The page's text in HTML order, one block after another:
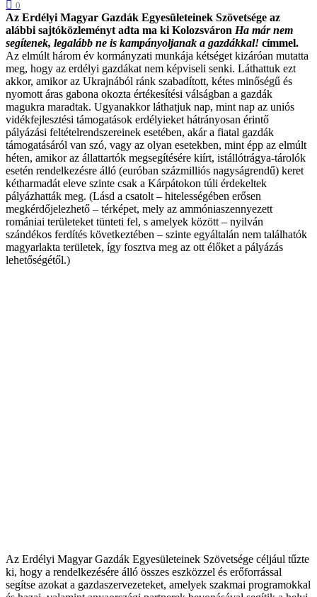
0
Az Erdélyi Magyar Gazdák Egyesületeinek Szövetsége az
alábbi sajtóközleményt adta ma ki Kolozsváron Ha már nem
segítenek, legalább ne is kampányoljanak a gazdákkal! címmel.
Az elmúlt három év kormányzati munkája kétséget kizáróan mutatta
meg, hogy az erdélyi gazdákat nem képviseli senki. Láthattuk ezt
akkor, amikor az Ukrajnából ránk szabadított, kétes minőségű és
nyomott áras gabona okozta értékesítési válságban a gazdák
magukra maradtak. Ugyanakkor láthatjuk nap, mint nap az uniós
vidékfejlesztési támogatások erdélyieket hátrányosan érintő
pályázási feltételrendszereinek esetében, akár a fiatal gazdák
támogatásáról van szó, vagy az olyan esetekben, mint épp az elmúlt
héten, amikor az állattartók megsegítésére kiírt, istállótrágya-tárolók
esetén rendelkezésre álló (euróban százmilliós nagyságrendű) keret
kétharmadát eleve szinte csak a Kárpátokon túli érdekeltek
pályázhatták meg. (Lásd a csatolt – hitelességében erősen
megkérdőjelezhető – térképet, mely az ammóniaszennyezett
romániai területeket tünteti fel, s amelyek között – nyilván
szándékos ferdítés következtében – szinte egyáltalán nem találhatók
magyarlakta területek, így fosztva meg az ott élőket a pályázás
lehetőségétől.)
Az Erdélyi Magyar Gazdák Egyesületeinek Szövetsége céljául tűzte
ki, hogy a rendelkezésére álló összes eszközzel és erőforrással
segítse azokat a gazdaszervezeteket, amelyek szakmai programokkal